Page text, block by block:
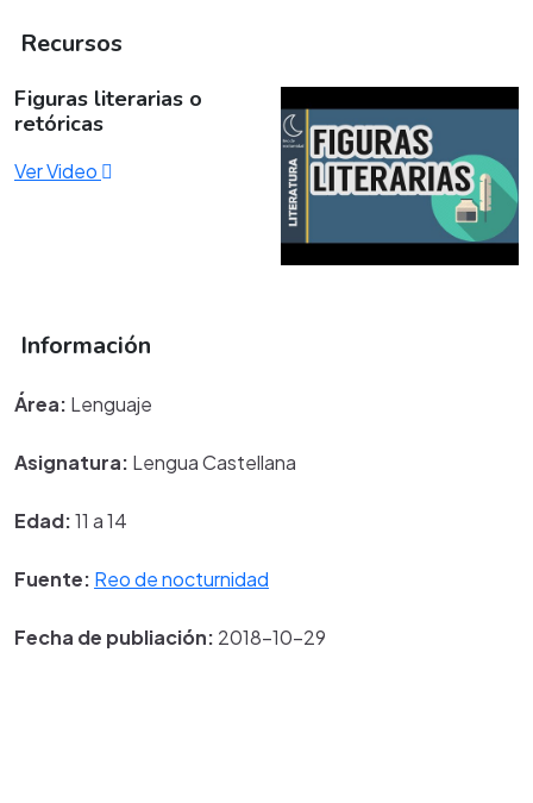
Recursos
Figuras literarias o
retóricas
Ver Video
Información
Área: Lenguaje
Asignatura: Lengua Castellana
Edad:11 a 14
Fuente: Reo de nocturnidad
Fecha de publiación: 2018-10-29